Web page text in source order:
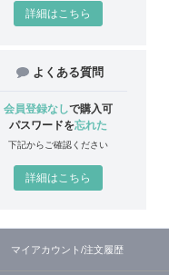
詳細はこちら
よくある質問
会員登録なしで購入可
パスワードを忘れた
下記からご確認ください
詳細はこちら
マイアカウント/注文履歴